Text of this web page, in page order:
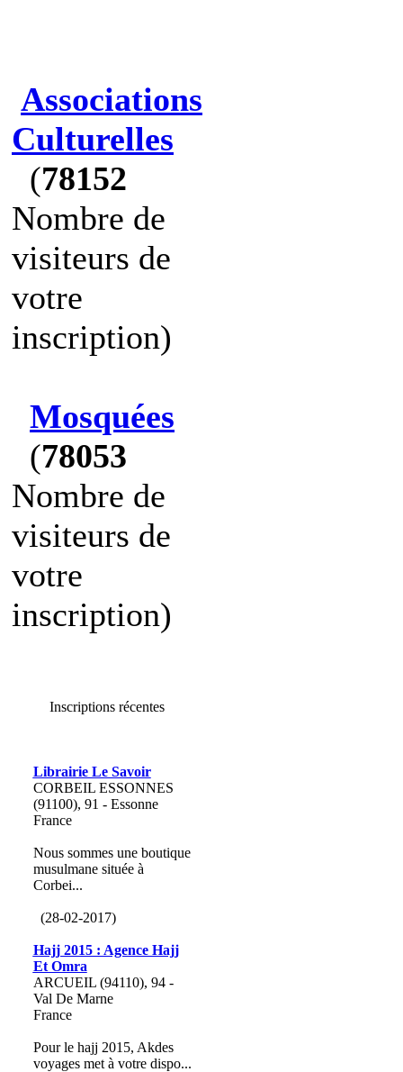
Associations
Culturelles
(78152
Nombre de
visiteurs de
votre
inscription)
Mosquées
(78053
Nombre de
visiteurs de
votre
inscription)
Inscriptions récentes
Librairie Le Savoir
CORBEIL ESSONNES
(91100), 91 - Essonne
France
Nous sommes une boutique
musulmane située à
Corbei...
(28-02-2017)
Hajj 2015 : Agence Hajj
Et Omra
ARCUEIL (94110), 94 -
Val De Marne
France
Pour le hajj 2015, Akdes
voyages met à votre dispo...